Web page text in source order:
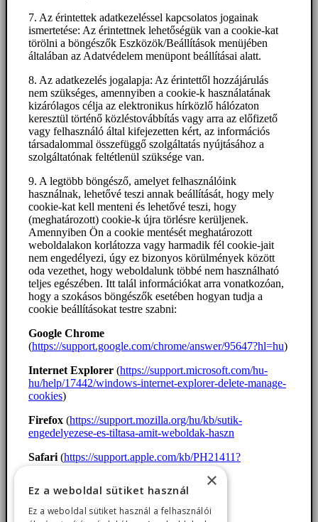
7. Az érintettek adatkezeléssel kapcsolatos jogainak
ismertetése: Az érintettnek lehetőségük van a cookie-kat
törölni a böngészők Eszközök/Beállítások menüjében
általában az Adatvédelem menüpont beállításai alatt.
8. Az adatkezelés jogalapja: Az érintettől hozzájárulás
nem szükséges, amennyiben a cookie-k használatának
kizárólagos célja az elektronikus hírközlő hálózaton
keresztül történő közléstovábbítás vagy arra az előfizető
vagy felhasználó által kifejezetten kért, az információs
társadalommal összefüggő szolgáltatás nyújtásához a
szolgáltatónak feltétlenül szüksége van.
9. A legtöbb böngésző, amelyet felhasználóink
használnak, lehetővé teszi annak beállítását, hogy mely
cookie-kat kell menteni és lehetővé teszi, hogy
(meghatározott) cookie-k újra törlésre kerüljenek.
Amennyiben Ön a cookie mentését meghatározott
weboldalakon korlátozza vagy harmadik fél cookie-jait
nem engedélyezi, úgy ez bizonyos körülmények között
oda vezethet, hogy weboldalunk többé nem használható
teljes egészében. Itt talál információkat arra vonatkozóan,
hogy a szokásos böngészők esetében hogyan tudja a
cookie beállításokat testre szabni:
Google Chrome
(https://support.google.com/chrome/answer/95647?hl=hu)
Internet Explorer (https://support.microsoft.com/hu-
hu/help/17442/windows-internet-explorer-delete-manage-
cookies)
Firefox (https://support.mozilla.org/hu/kb/sutik-
engedelyezese-es-tiltasa-amit-weboldak-haszn
Safari (https://support.apple.com/kb/PH21411?
locale=hu_HU)
Az egyes cookie-k felsorolása.
×
Ez a weboldal sütiket használ
Ez a weboldal sütiket használ a felhasználói